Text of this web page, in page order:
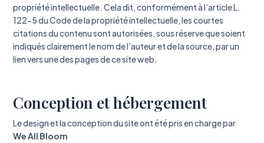
propriété intellectuelle. Cela dit, conformément à l’article L.
122-5 du Code de la propriété intellectuelle, les courtes
citations du contenu sont autorisées, sous réserve que soient
indiqués clairement le nom de l’auteur et de la source, par un
lien vers une des pages de ce site web.
Conception et hébergement
Le design et la conception du site ont été pris en charge par
We All Bloom